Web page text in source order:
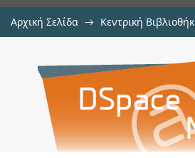
Αρχική Σελίδα → Κεντρική
Μοντελοποίηση